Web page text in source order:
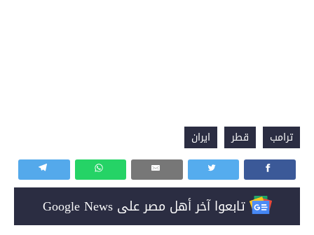
ترامب قطر ايران
تابعوا آخر أهل مصر على Google News